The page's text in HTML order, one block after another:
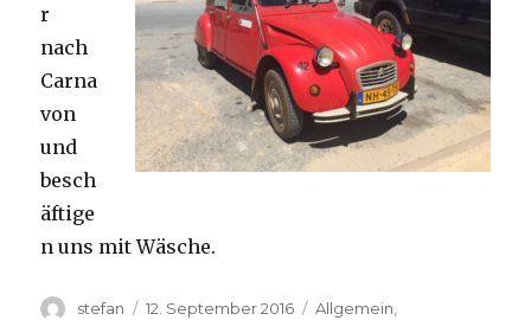
r
nach
Carna
von
und
besch
äftige
n uns mit Wäsche.
Autor
stefan
Veröffentlicht
12. September 2016 Kategorien
Allgemein